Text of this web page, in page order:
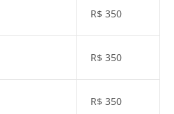
R$ 350
R$ 350
R$ 350